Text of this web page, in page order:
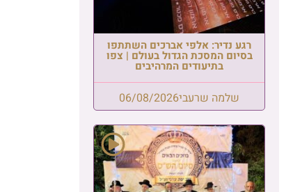
רגע נדיר: אלפי אברכים השתתפו
בסיום המסכת הגדול בעולם | צפו
בתיעודים המרהיבים
שלמה שרעבי06/08/2026